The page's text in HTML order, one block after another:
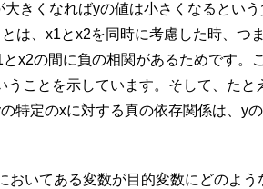
大きくなればyの値は小さくなるとい
は、x1とx2を同時に考慮した時、つ
とx2の間に負の相関があるためです。
ことを示しています。そして、たと
の特定のxに対する真の依存関係は、yの
いてある変数が目的変数にどのよ